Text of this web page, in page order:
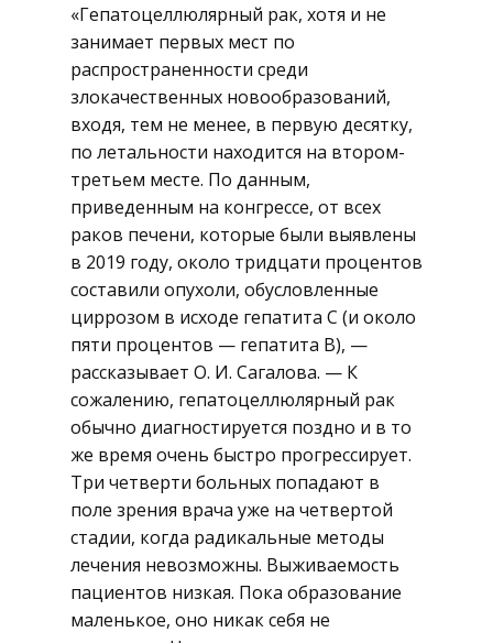
«Гепатоцеллюлярный рак, хотя и не
занимает первых мест по
распространенности среди
злокачественных новообразований,
входя, тем не менее, в первую десятку,
по летальности находится на втором-
третьем месте. По данным,
приведенным на конгрессе, от всех
раков печени, которые были выявлены
в 2019 году, около тридцати процентов
составили опухоли, обусловленные
циррозом в исходе гепатита C (и около
пяти процентов — гепатита B), —
рассказывает О. И. Сагалова. — К
сожалению, гепатоцеллюлярный рак
обычно диагностируется поздно и в то
же время очень быстро прогрессирует.
Три четверти больных попадают в
поле зрения врача уже на четвертой
стадии, когда радикальные методы
лечения невозможны. Выживаемость
пациентов низкая. Пока образование
маленькое, оно никак себя не